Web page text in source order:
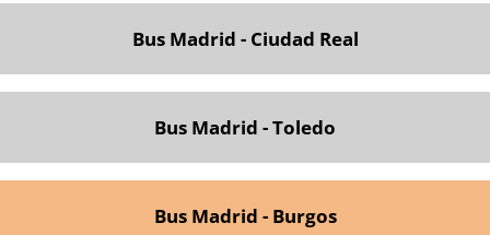
Bus Madrid - Ciudad Real
Bus Madrid - Toledo
Bus Madrid - Burgos